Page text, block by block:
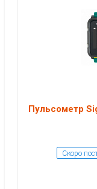
Пульсометр
Скоро